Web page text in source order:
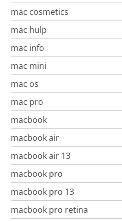
mac cosmetics
mac hulp
mac info
mac mini
mac os
mac pro
macbook
macbook air
macbook air 13
macbook pro
macbook pro 13
macbook pro retina